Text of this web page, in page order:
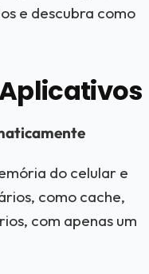
e descubra como
do celular e
como cache,
com apenas um